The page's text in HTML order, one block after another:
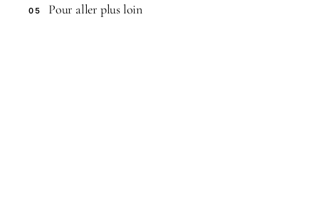
05 Pour aller plus loin